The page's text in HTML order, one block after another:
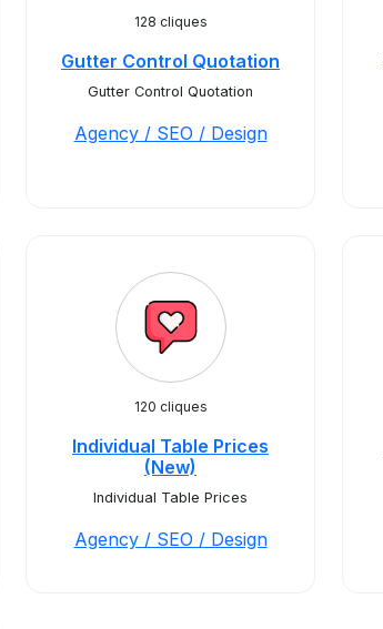
128 cliques
Gutter Control Quotation
Gutter Control Quotation
Agency / SEO / Design
120 cliques
Individual Table Prices
(New)
Individual Table Prices
Agency / SEO / Design